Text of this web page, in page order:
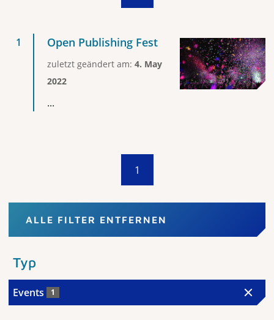
Open Publishing Fest
zuletzt geändert am: 4. May
2022
...
1
ALLE FILTER ENTFERNEN
Typ
Events 1